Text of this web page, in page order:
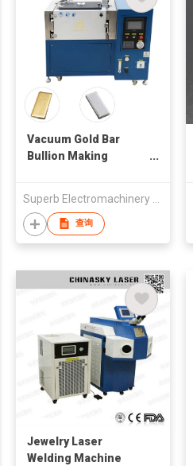
Vacuum Gold Bar
Bullion Making
查询
Jewelry Laser
Welding Machine